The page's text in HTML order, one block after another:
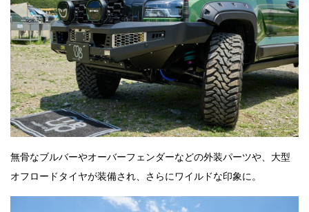
無骨なブルバーやオーバーフェンダーなどの外装パーツや、大型
オフロードタイヤが装備され、さらにワイルドな印象に。